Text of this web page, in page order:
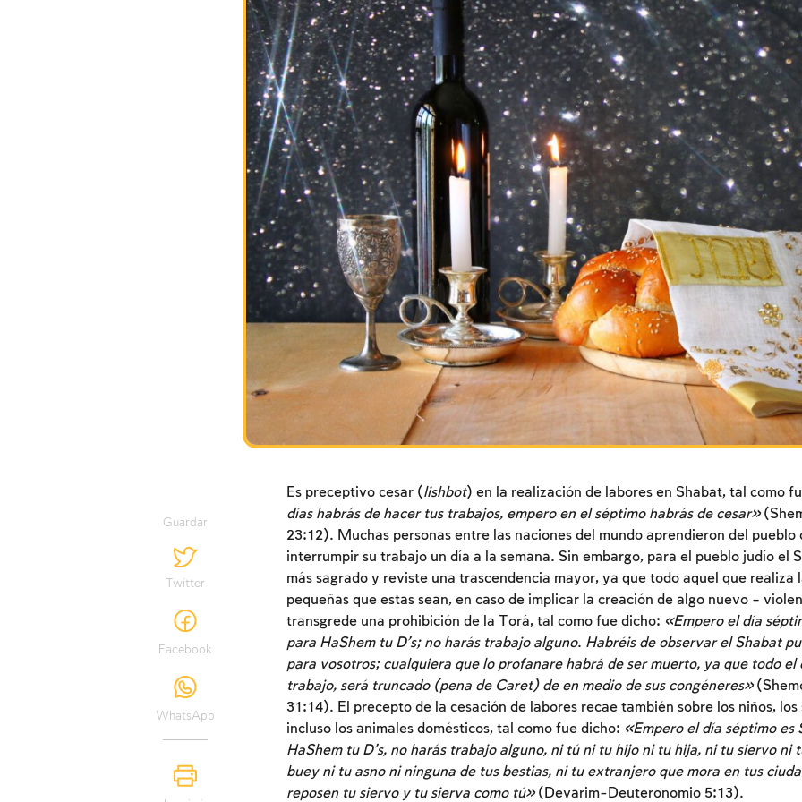
Guardar
Twitter
Facebook
WhatsApp
Es preceptivo cesar (lishbot) en la realización de labores en Shabat, tal como
días habrás de hacer tus trabajos, empero en el séptimo habrás de cesar»
23:12). Muchas personas entre las naciones del mundo aprendieron del pueblo
interrumpir su trabajo un día a la semana. Sin embargo, para el pueblo judío el
más sagrado y reviste una trascendencia mayor, ya que todo aquel que realiza
pequeñas que estas sean, en caso de implicar la creación de algo nuevo –
transgrede una prohibición de la Torá, tal como fue dicho: «Empero el día
para HaShem tu D’s; no harás trabajo alguno. Habréis de observar el Shabat
para vosotros; cualquiera que lo profanare habrá de ser muerto, ya que todo el
trabajo, será truncado (pena de Caret) de en medio de sus congéneres»
31:14). El precepto de la cesación de labores recae también sobre los niños,
incluso los animales domésticos, tal como fue dicho: «Empero el día séptimo es
HaShem tu D’s, no harás trabajo alguno, ni tú ni tu hijo ni tu hija, ni tu siervo ni
buey ni tu asno ni ninguna de tus bestias, ni tu extranjero que mora en tus
reposen tu siervo y tu sierva como tú»(Devarim-Deuteronomio 5:13).
Inscripcion requerida
Para marcar lo estudiado debe conectarse a su
cuenta o inscribirse.